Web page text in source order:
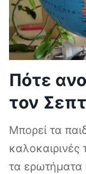
Πότε
τον
Μπορεί τα
τα ερωτήματα